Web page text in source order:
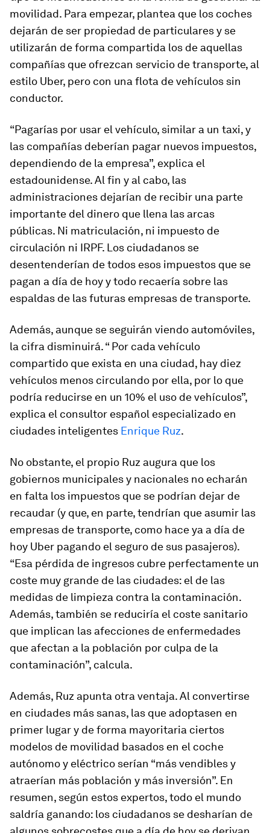
movilidad. Para empezar, plantea que los coches
dejarán de ser propiedad de particulares y se
utilizarán de forma compartida los de aquellas
compañías que ofrezcan servicio de transporte, al
estilo Uber, pero con una flota de vehículos sin
conductor.
“Pagarías por usar el vehículo, similar a un taxi, y
las compañías deberían pagar nuevos impuestos,
dependiendo de la empresa”, explica el
estadounidense. Al fin y al cabo, las
administraciones dejarían de recibir una parte
importante del dinero que llena las arcas
públicas. Ni matriculación, ni impuesto de
circulación ni IRPF. Los ciudadanos se
desentenderían de todos esos impuestos que se
pagan a día de hoy y todo recaería sobre las
espaldas de las futuras empresas de transporte.
Además, aunque se seguirán viendo automóviles,
la cifra disminuirá. “ Por cada vehículo
compartido que exista en una ciudad, hay diez
vehículos menos circulando por ella, por lo que
podría reducirse en un 10% el uso de vehículos”,
explica el consultor español especializado en
ciudades inteligentes Enrique Ruz.
No obstante, el propio Ruz augura que los
gobiernos municipales y nacionales no echarán
en falta los impuestos que se podrían dejar de
recaudar (y que, en parte, tendrían que asumir las
empresas de transporte, como hace ya a día de
hoy Uber pagando el seguro de sus pasajeros).
“Esa pérdida de ingresos cubre perfectamente un
coste muy grande de las ciudades: el de las
medidas de limpieza contra la contaminación.
Además, también se reduciría el coste sanitario
que implican las afecciones de enfermedades
que afectan a la población por culpa de la
contaminación”, calcula.
Además, Ruz apunta otra ventaja. Al convertirse
en ciudades más sanas, las que adoptasen en
primer lugar y de forma mayoritaria ciertos
modelos de movilidad basados en el coche
autónomo y eléctrico serían “más vendibles y
atraerían más población y más inversión”. En
resumen, según estos expertos, todo el mundo
saldría ganando: los ciudadanos se desharían de